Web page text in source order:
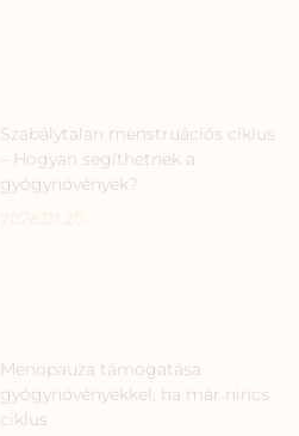
Szabálytalan menstruációs ciklus
– Hogyan segíthetnek a
gyógynövények?
Menopauza támogatása
gyógynövényekkel, ha már nincs
ciklus